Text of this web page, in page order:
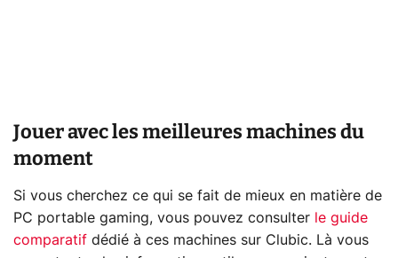
Jouer avec les meilleures machines du
moment
Si vous cherchez ce qui se fait de mieux en matière de
PC portable gaming, vous pouvez consulter le guide
comparatif dédié à ces machines sur Clubic. Là vous